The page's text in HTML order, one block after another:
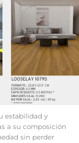
estabilidad y
a su composición
sin perder